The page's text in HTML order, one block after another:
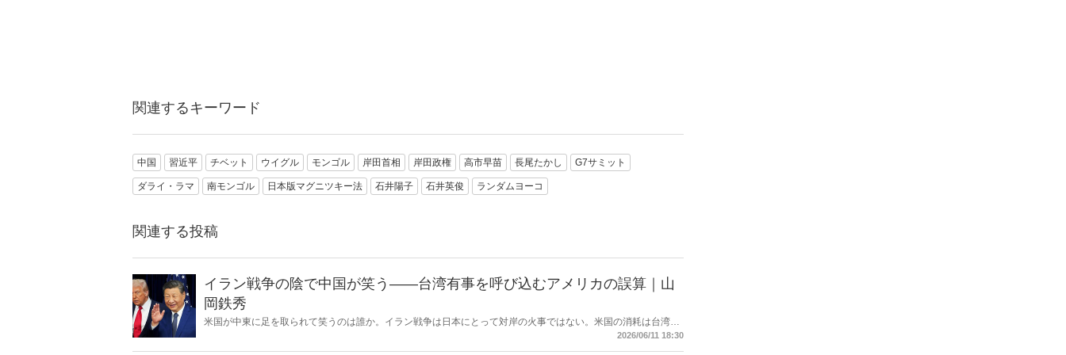
関連するキーワード
中国 習近平 チベット ウイグル モンゴル 岸田首相 岸田政権 高市早苗 長尾たかし G7サミット
ダライ・ラマ 南モンゴル 日本版マグニツキー法 石井陽子 石井英俊 ランダムヨーコ
関連する投稿
イラン戦争の陰で中国が笑う――台湾有事を呼び込むアメリカの誤算｜山
岡鉄秀
米国が中東に足を取られて笑うのは誰か。イラン戦争は日本にとって対岸の火事ではない。米国の消耗は台湾有
2026/06/11 18:30